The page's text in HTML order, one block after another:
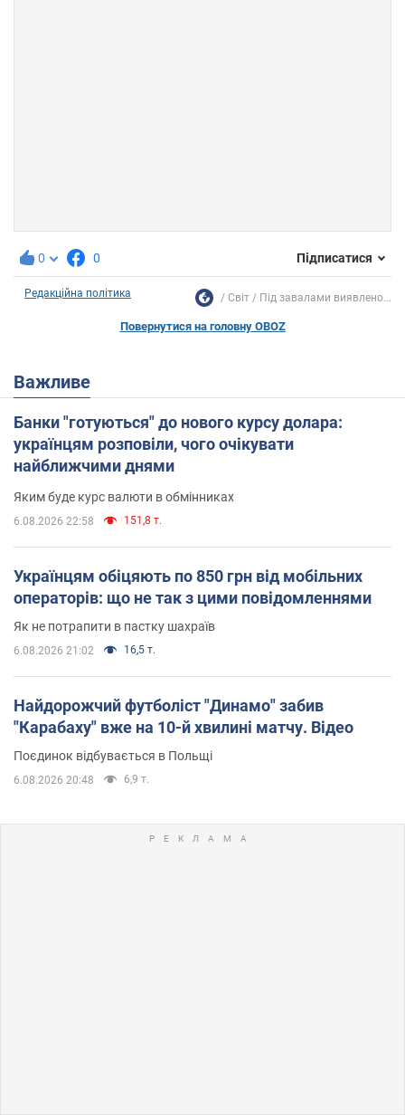
0 0 Підписатися
Редакційна політика Світ Під завалами виявлено...
Повернутися на головну OBOZ
Важливе
Банки "готуються" до нового курсу долара:
українцям розповіли, чого очікувати
найближчими днями
Яким буде курс валюти в обмінниках
6.08.2026 22:58 151,8 т.
Українцям обіцяють по 850 грн від мобільних
операторів: що не так з цими повідомленнями
Як не потрапити в пастку шахраїв
6.08.2026 21:02 16,5 т.
Найдорожчий футболіст "Динамо" забив
"Карабаху" вже на 10-й хвилині матчу. Відео
Поєдинок відбувається в Польщі
6.08.2026 20:48 6,9 т.